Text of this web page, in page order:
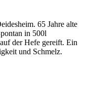
65 Jahre alte
in 500l
der Hefe gereift. Ein
und Schmelz.